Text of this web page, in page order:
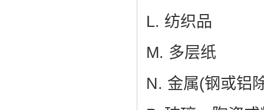
L. 纺织品
M. 多层纸
N. 金属(钢或铝